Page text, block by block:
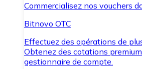
Commercialisez nos vouchers
Bitnovo OTC
Effectuez des opérations de
Obtenez des cotations
gestionnaire de compte.